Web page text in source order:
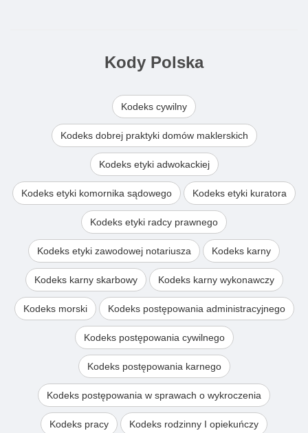
Kody Polska
Kodeks cywilny
Kodeks dobrej praktyki domów maklerskich
Kodeks etyki adwokackiej
Kodeks etyki komornika sądowego Kodeks etyki kuratora
Kodeks etyki radcy prawnego
Kodeks etyki zawodowej notariusza Kodeks karny
Kodeks karny skarbowy Kodeks karny wykonawczy
Kodeks morski Kodeks postępowania administracyjnego
Kodeks postępowania cywilnego
Kodeks postępowania karnego
Kodeks postępowania w sprawach o wykroczenia
Kodeks pracy Kodeks rodzinny I opiekuńczy